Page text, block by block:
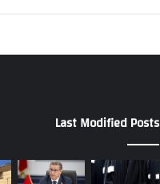
Last Modified Posts